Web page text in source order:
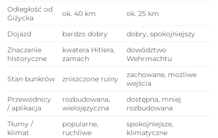
Odległość od
Giżycka
ok. 40 km ok. 25 km
Dojazd bardzo dobry
dobry, spokojniejszy
Znaczenie
historyczne
kwatera Hitlera,
zamach
dowództwo
Wehrmachtu
Stan bunkrów zniszczone ruiny
zachowane, możliwe
wejścia
Przewodnicy
/ aplikacja
rozbudowana,
wielojęzyczna
dostępna, mniej
rozbudowana
Tłumy /
klimat
popularne,
ruchliwe
spokojniejsze,
klimatyczne